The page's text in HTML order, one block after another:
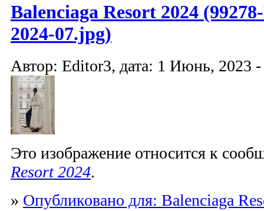
Balenciaga Resort 2024
2024-07.jpg)
Автор: Editor3, дата: 1 Июнь, 2023
Это изображение относится к
Resort 2024.
» Опубликовано для: Balenciaga